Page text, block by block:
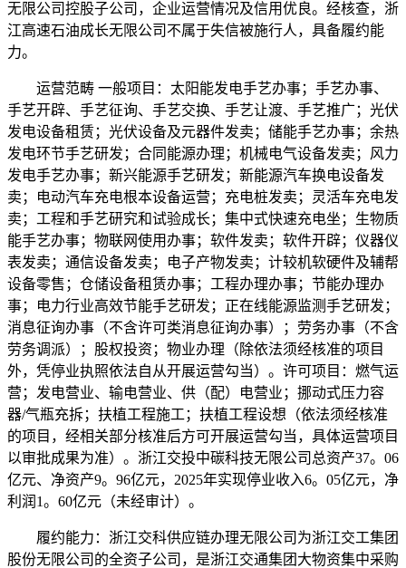
无限公司控股子公司，企业运营情况及信用优良。经核查，浙
江高速石油成长无限公司不属于失信被施行人，具备履约能
力。
运营范畴 一般项目：太阳能发电手艺办事；手艺办事、
手艺开辟、手艺征询、手艺交换、手艺让渡、手艺推广；光伏
发电设备租赁；光伏设备及元器件发卖；储能手艺办事；余热
发电环节手艺研发；合同能源办理；机械电气设备发卖；风力
发电手艺办事；新兴能源手艺研发；新能源汽车换电设备发
卖；电动汽车充电根本设备运营；充电桩发卖；灵活车充电发
卖；工程和手艺研究和试验成长；集中式快速充电坐；生物质
能手艺办事；物联网使用办事；软件发卖；软件开辟；仪器仪
表发卖；通信设备发卖；电子产物发卖；计较机软硬件及辅帮
设备零售；仓储设备租赁办事；工程办理办事；节能办理办
事；电力行业高效节能手艺研发；正在线能源监测手艺研发；
消息征询办事（不含许可类消息征询办事）；劳务办事（不含
劳务调派）；股权投资；物业办理（除依法须经核准的项目
外，凭停业执照依法自从开展运营勾当）。许可项目：燃气运
营；发电营业、输电营业、供（配）电营业；挪动式压力容
器/气瓶充拆；扶植工程施工；扶植工程设想（依法须经核准
的项目，经相关部分核准后方可开展运营勾当，具体运营项目
以审批成果为准）。浙江交投中碳科技无限公司总资产37。06
亿元、净资产9。96亿元，2025年实现停业收入6。05亿元，净
利润1。60亿元（未经审计）。
履约能力：浙江交科供应链办理无限公司为浙江交工集团
股份无限公司的全资子公司，是浙江交通集团大物资集中采购